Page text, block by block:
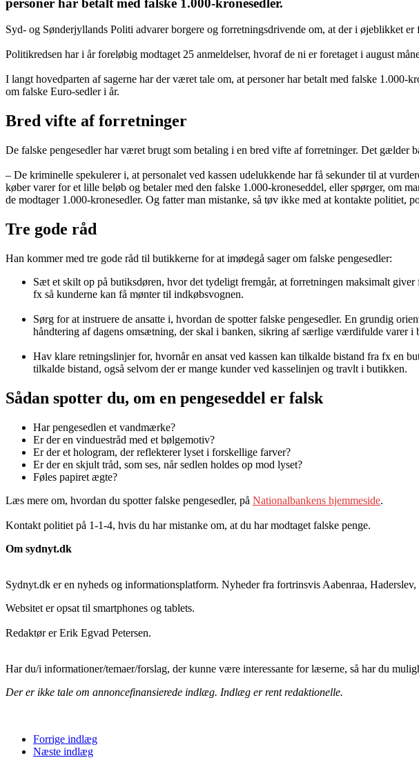
Syd- og Sønderjyllands Politi advarer borgere og forretningsdrivende om, at der i øjeblikket er
Politikredsen har i år foreløbig modtaget 25 anmeldelser, hvoraf de ni er foretaget i august
I langt hovedparten af sagerne har der været tale om, at personer har betalt med falske
om falske Euro-sedler i år.
Bred vifte af forretninger
De falske pengesedler har været brugt som betaling i en bred vifte af forretninger. Det gælder
– De kriminelle spekulerer i, at personalet ved kassen udelukkende har få sekunder til at
køber varer for et lille beløb og betaler med den falske 1.000-kroneseddel, eller spørger, om
de modtager 1.000-kronesedler. Og fatter man mistanke, så tøv ikke med at kontakte
Tre gode råd
Han kommer med tre gode råd til butikkerne for at imødegå sager om falske pengesedler:
Sæt et skilt op på butiksdøren, hvor det tydeligt fremgår, at forretningen maksimalt
fx så kunderne kan få mønter til indkøbsvognen.
Sørg for at instruere de ansatte i, hvordan de spotter falske pengesedler. En grundig
håndtering af dagens omsætning, der skal i banken, sikring af særlige værdifulde varer i
Hav klare retningslinjer for, hvornår en ansat ved kassen kan tilkalde bistand fra fx en
tilkalde bistand, også selvom der er mange kunder ved kasselinjen og travlt i butikken.
Sådan spotter du, om en pengeseddel er falsk
Har pengesedlen et vandmærke?
Er der en vinduestråd med et bølgemotiv?
Er der et hologram, der reflekterer lyset i forskellige farver?
Er der en skjult tråd, som ses, når sedlen holdes op mod lyset?
Føles papiret ægte?
Læs mere om, hvordan du spotter falske pengesedler, på Nationalbankens hjemmeside.
Kontakt politiet på 1-1-4, hvis du har mistanke om, at du har modtaget falske penge.
Om sydnyt.dk
Sydnyt.dk er en nyheds og informationsplatform. Nyheder fra fortrinsvis Aabenraa,
Websitet er opsat til smartphones og tablets.
Redaktør er Erik Egvad Petersen.
Har du/i informationer/temaer/forslag, der kunne være interessante for læserne, så har du
Der er ikke tale om annoncefinansierede indlæg. Indlæg er rent redaktionelle.
Forrige indlæg
Næste indlæg